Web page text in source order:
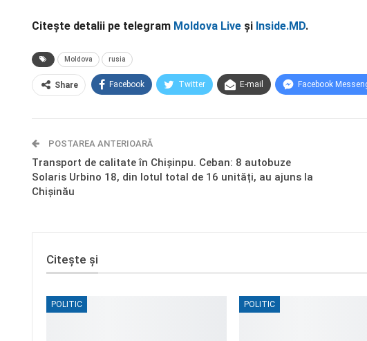
Citește detalii pe telegram Moldova Live și Inside.MD.
Moldova rusia
Share Facebook Twitter E-mail Facebook
POSTAREA ANTERIOARĂ
Transport de calitate în Chișinpu. Ceban: 8 autobuze
Solaris Urbino 18, din lotul total de 16 unități, au ajuns la
Chișinău
Citește și
POLITIC POLITIC